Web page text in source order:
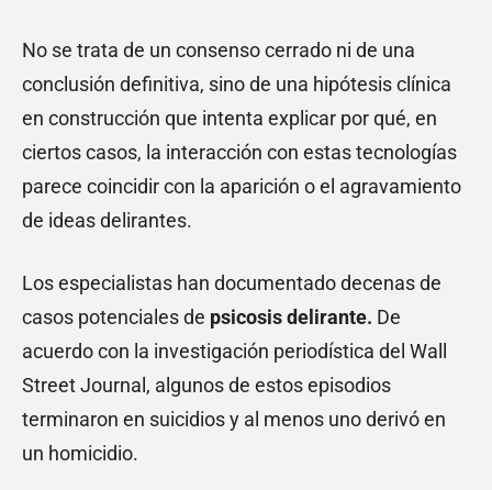
No se trata de un consenso cerrado ni de una
conclusión definitiva, sino de una hipótesis clínica
en construcción que intenta explicar por qué, en
ciertos casos, la interacción con estas tecnologías
parece coincidir con la aparición o el agravamiento
de ideas delirantes.
Los especialistas han documentado decenas de
casos potenciales de psicosis delirante. De
acuerdo con la investigación periodística del Wall
Street Journal, algunos de estos episodios
terminaron en suicidios y al menos uno derivó en
un homicidio.